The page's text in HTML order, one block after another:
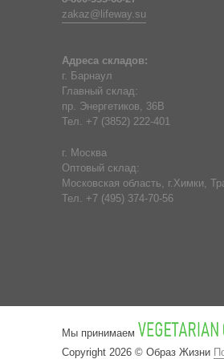
zakaz@lifeway.su
Адреса складов:
г. Барнаул
Главный склад:
пр. Энергетиков, 36В
Тел. +7 (3852) 222-401
г. Москва
Оптовый склад:
Московская область, г.Химки,
Тел. +7 (495) 374-70-56
Мы принимаем
Copyright 2026 © Образ Жизни